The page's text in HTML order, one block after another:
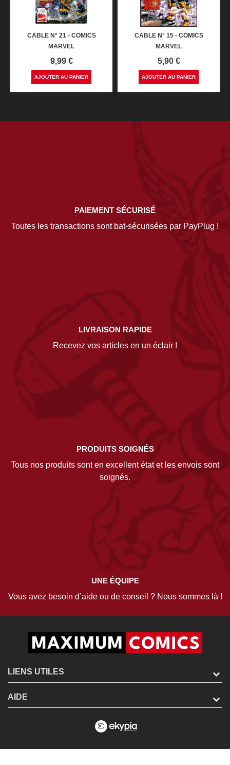
CABLE N° 21 - COMICS
MARVEL
Prix
9,99 €
AJOUTER AU PANIER
CABLE N° 15 - COMICS
MARVEL
Prix
5,90 €
AJOUTER AU PANIER
PAIEMENT SÉCURISÉ
Toutes les transactions sont bat-sécurisées par PayPlug !
LIVRAISON RAPIDE
Recevez vos articles en un éclair !
PRODUITS SOIGNÉS
Tous nos produits sont en excellent état et les envois sont
soignés.
UNE ÉQUIPE
Vous avez besoin d’aide ou de conseil ? Nous sommes là !
LIENS UTILES
AIDE